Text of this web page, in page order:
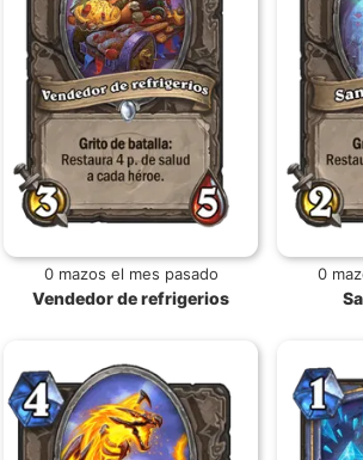
0 mazos el mes pasado
Vendedor de refrigerios
0